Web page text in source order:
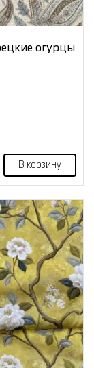
огурцы
В корзину